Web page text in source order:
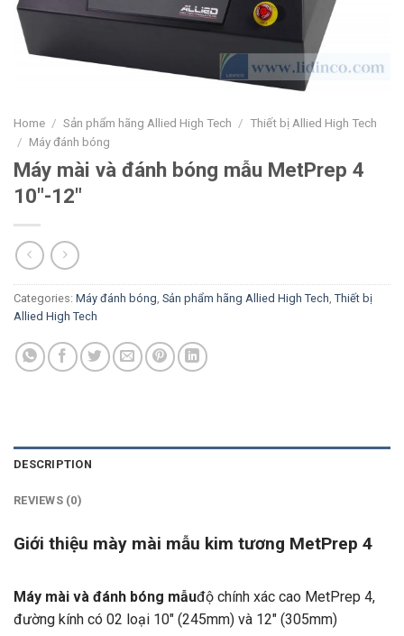
Home / Sản phẩm hãng Allied High Tech / Thiết bị Allied High Tech
/ Máy đánh bóng
Máy mài và đánh bóng mẫu MetPrep 4
10″-12″
Categories: Máy đánh bóng, Sản phẩm hãng Allied High Tech, Thiết bị
Allied High Tech
DESCRIPTION
REVIEWS (0)
Giới thiệu mày mài mẫu kim tương MetPrep 4
Máy mài và đánh bóng mẫuđộ chính xác cao MetPrep 4,
đường kính có 02 loại 10″ (245mm) và 12″ (305mm)